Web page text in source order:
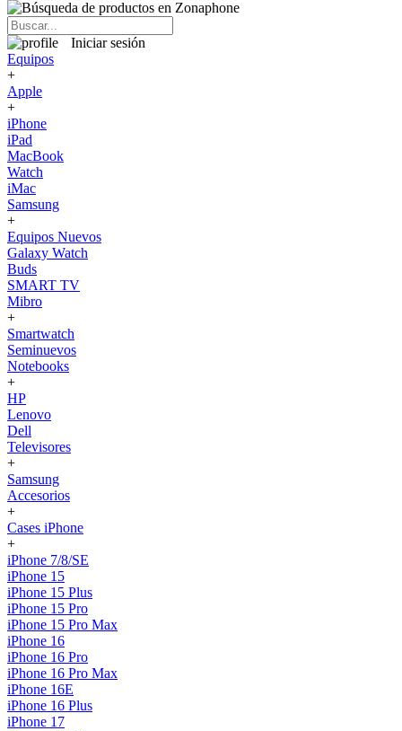
Iniciar sesión
Equipos
+
Apple
+
iPhone
iPad
MacBook
Watch
iMac
Samsung
+
Equipos Nuevos
Galaxy Watch
Buds
SMART TV
Mibro
+
Smartwatch
Seminuevos
Notebooks
+
HP
Lenovo
Dell
Televisores
+
Samsung
Accesorios
+
Cases iPhone
+
iPhone 7/8/SE
iPhone 15
iPhone 15 Plus
iPhone 15 Pro
iPhone 15 Pro Max
iPhone 16
iPhone 16 Pro
iPhone 16 Pro Max
iPhone 16E
iPhone 16 Plus
iPhone 17